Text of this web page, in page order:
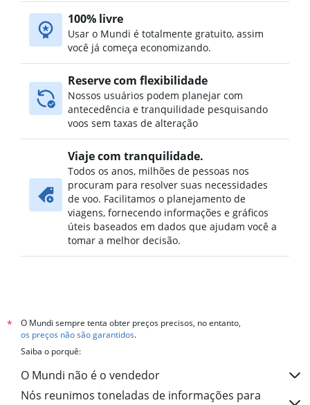
100% livre
Usar o Mundi é totalmente gratuito, assim
você já começa economizando.
Reserve com flexibilidade
Nossos usuários podem planejar com
antecedência e tranquilidade pesquisando
voos sem taxas de alteração
Viaje com tranquilidade.
Todos os anos, milhões de pessoas nos
procuram para resolver suas necessidades
de voo. Facilitamos o planejamento de
viagens, fornecendo informações e gráficos
úteis baseados em dados que ajudam você a
tomar a melhor decisão.
*
O Mundi sempre tenta obter preços precisos, no entanto,
os preços não são garantidos.
Saiba o porquê:
O Mundi não é o vendedor
Nós reunimos toneladas de informações para